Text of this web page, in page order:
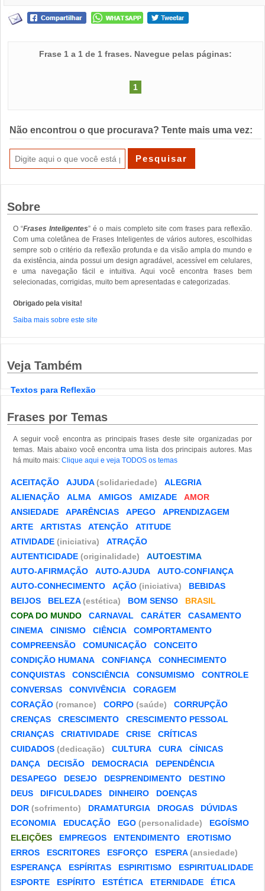
Frase 1 a 1 de 1 frases. Navegue pelas páginas:
1
Não encontrou o que procurava? Tente mais uma vez:
Sobre
O “Frases Inteligentes” é o mais completo site com frases para reflexão.
Com uma coletânea de Frases Inteligentes de vários autores, escolhidas
sempre sob o critério da reflexão profunda e da visão ampla do mundo e
da existência, ainda possui um design agradável, acessível em celulares,
e uma navegação fácil e intuitiva. Aqui você encontra frases bem
selecionadas, corrigidas, muito bem apresentadas e categorizadas.
Obrigado pela visita!
Saiba mais sobre este site
Veja Também
Textos para Reflexão
Frases por Temas
A seguir você encontra as principais frases deste site organizadas por
temas. Mais abaixo você encontra uma lista dos principais autores. Mas
há muito mais: Clique aqui e veja TODOS os temas
ACEITAÇÃO AJUDA(solidariedade)
ALEGRIA
ALIENAÇÃO
ALMA AMIGOS AMIZADE
AMOR
ANSIEDADE
APARÊNCIAS APEGO
APRENDIZAGEM
ARTE
ARTISTAS ATENÇÃO
ATITUDE
ATIVIDADE (iniciativa)
ATRAÇÃO
AUTENTICIDADE (originalidade)
AUTOESTIMA
AUTO-AFIRMAÇÃO
AUTO-AJUDA
AUTO-CONFIANÇA
AUTO-CONHECIMENTO
AÇÃO (iniciativa)
BEBIDAS
BEIJOS
BELEZA(estética) BOM SENSO
BRASIL
COPA DO MUNDO
CARNAVAL CARÁTER
CASAMENTO
CINEMA
CINISMO CIÊNCIA
COMPORTAMENTO
COMPREENSÃO
COMUNICAÇÃO
CONCEITO
CONDIÇÃO HUMANA
CONFIANÇA
CONHECIMENTO
CONQUISTAS
CONSCIÊNCIA CONSUMISMO
CONTROLE
CONVERSAS
CONVIVÊNCIA
CORAGEM
CORAÇÃO (romance) CORPO (saúde)
CORRUPÇÃO
CRENÇAS
CRESCIMENTO
CRESCIMENTO PESSOAL
CRIANÇAS
CRIATIVIDADE CRISE
CRÍTICAS
CUIDADOS (dedicação) CULTURA CURA
CÍNICAS
DANÇA
DECISÃO DEMOCRACIA
DEPENDÊNCIA
DESAPEGO
DESEJO DESPRENDIMENTO
DESTINO
DEUS
DIFICULDADES DINHEIRO
DOENÇAS
DOR (sofrimento) DRAMATURGIA DROGAS
DÚVIDAS
ECONOMIA
EDUCAÇÃO EGO (personalidade)
EGOÍSMO
ELEIÇÕES
EMPREGOS ENTENDIMENTO
EROTISMO
ERROS
ESCRITORES ESFORÇO ESPERA(ansiedade)
ESPERANÇA
ESPÍRITAS ESPIRITISMO
ESPIRITUALIDADE
ESPORTE
ESPÍRITO ESTÉTICA ETERNIDADE ÉTICA